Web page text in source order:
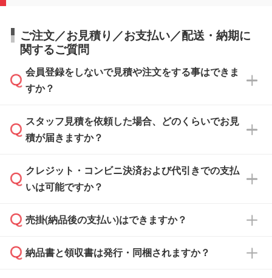
ご注文／お見積り／お支払い／配送・納期に
関するご質問
会員登録をしないで見積や注文をする事はできま
すか？
可能です。見積・注文フォームにて『ゲストの
まま進む』ボタンからお進みのうえ、ご依頼く
スタッフ見積を依頼した場合、どのくらいでお見
積が届きますか？
通常、翌営業日までにお送りしております。混
雑状況によっては、お時間をいただくこともご
依頼いただいた場合は、翌営業日以降のご連絡
クレジット・コンビニ決済および代引きでの支払
いは可能ですか？
銀行振込のみのご対応となります。
売掛(納品後の支払い)はできますか？
基本的には先入金をお願いしておりますが、自
納品書と領収書は発行・同梱されますか？